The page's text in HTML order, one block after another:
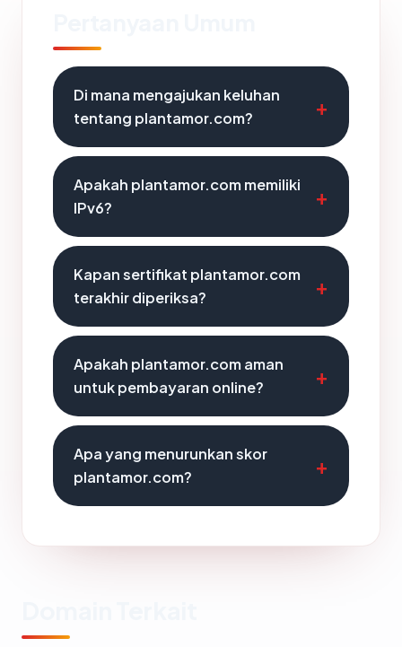
Di mana mengajukan keluhan
tentang plantamor.com?
Apakah plantamor.com memiliki
IPv6?
Kapan sertifikat plantamor.com
terakhir diperiksa?
Apakah plantamor.com aman
untuk pembayaran online?
Apa yang menurunkan skor
plantamor.com?